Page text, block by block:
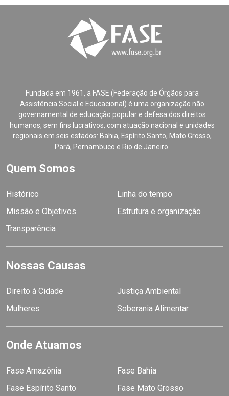
Fundada em 1961, a FASE (Federação de Órgãos para
Assistência Social e Educacional) é uma organização não
governamental de educação popular e defesa dos direitos
humanos, sem fins lucrativos, com atuação nacional e unidades
regionais em seis estados: Bahia, Espírito Santo, Mato Grosso,
Pará, Pernambuco e Rio de Janeiro.
Quem Somos
Histórico
Linha do tempo
Missão e Objetivos
Estrutura e organização
Transparência
Nossas Causas
Direito à Cidade
Justiça Ambiental
Mulheres
Soberania Alimentar
Onde Atuamos
Fase Amazônia
Fase Bahia
Fase Espírito Santo
Fase Mato Grosso